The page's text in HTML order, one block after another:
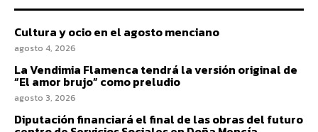
Cultura y ocio en el agosto menciano
agosto 4, 2026
La Vendimia Flamenca tendrá la versión original de
“El amor brujo” como preludio
agosto 3, 2026
Diputación financiará el final de las obras del futuro